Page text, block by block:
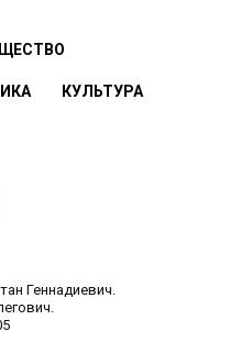
КУЛЬТУРА
Геннадиевич.